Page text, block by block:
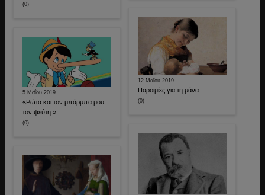
(0)
5 Μαΐου 2019
«Ρώτα και τον μπάρμπα μου
τον ψεύτη.»
(0)
12 Μαΐου 2019
Παροιμίες για τη μάνα
(0)